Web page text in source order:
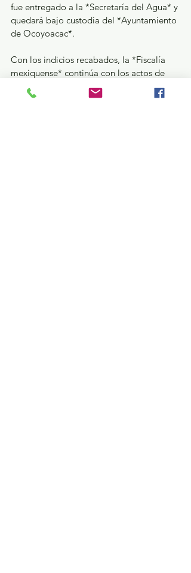
fue entregado a la *Secretaría del Agua* y
quedará bajo custodia del *Ayuntamiento
de Ocoyoacac*.
Con los indicios recabados, la *Fiscalía
mexiquense* continúa con los actos de
investigación por estos hechos, así como
para identificar otros puntos de posible